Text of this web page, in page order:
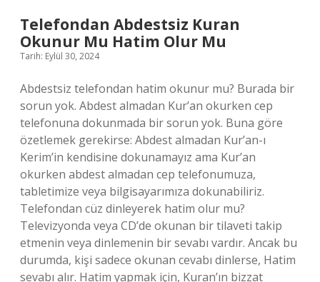
Telefondan Abdestsiz Kuran
Okunur Mu Hatim Olur Mu
Tarih: Eylül 30, 2024
Abdestsiz telefondan hatim okunur mu? Burada bir
sorun yok. Abdest almadan Kur’an okurken cep
telefonuna dokunmada bir sorun yok. Buna göre
özetlemek gerekirse: Abdest almadan Kur’an-ı
Kerim’in kendisine dokunamayız ama Kur’an
okurken abdest almadan cep telefonumuza,
tabletimize veya bilgisayarımıza dokunabiliriz.
Telefondan cüz dinleyerek hatim olur mu?
Televizyonda veya CD’de okunan bir tilaveti takip
etmenin veya dinlemenin bir sevabı vardır. Ancak bu
durumda, kişi sadece okunan cevabı dinlerse, Hatim
sevabı alır. Hatim yapmak için, Kuran’ın bizzat